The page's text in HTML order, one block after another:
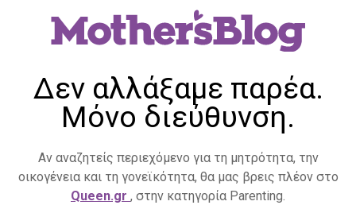
Δεν αλλάξαμε παρέα.
Μόνο διεύθυνση.
Αν αναζητείς περιεχόμενο για τη μητρότητα, την
οικογένεια και τη γονεϊκότητα, θα μας βρεις πλέον στο
Queen.gr , στην κατηγορία Parenting.